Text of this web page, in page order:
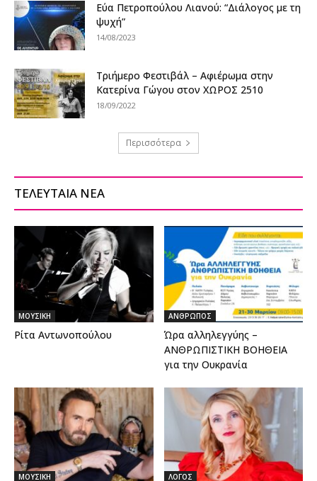
Εύα Πετροπούλου Λιανού: “Διάλογος με τη
ψυχή”
14/08/2023
Τριήμερο Φεστιβάλ – Αφιέρωμα στην
Κατερίνα Γώγου στον ΧΩΡΟΣ 2510
18/09/2022
Περισσότερα
ΤΕΛΕΥΤΑΙΑ ΝΕΑ
ΜΟΥΣΙΚΗ
Ρίτα Αντωνοπούλου
ΑΝΘΡΩΠΟΣ
Ώρα αλληλεγγύης –
ΑΝΘΡΩΠΙΣΤΙΚΗ ΒΟΗΘΕΙΑ
για την Ουκρανία
ΜΟΥΣΙΚΗ ΛΟΓΟΣ